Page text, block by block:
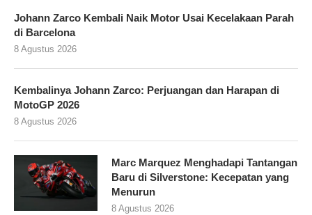
Johann Zarco Kembali Naik Motor Usai Kecelakaan Parah
di Barcelona
8 Agustus 2026
Kembalinya Johann Zarco: Perjuangan dan Harapan di
MotoGP 2026
8 Agustus 2026
Marc Marquez Menghadapi Tantangan
Baru di Silverstone: Kecepatan yang
Menurun
8 Agustus 2026